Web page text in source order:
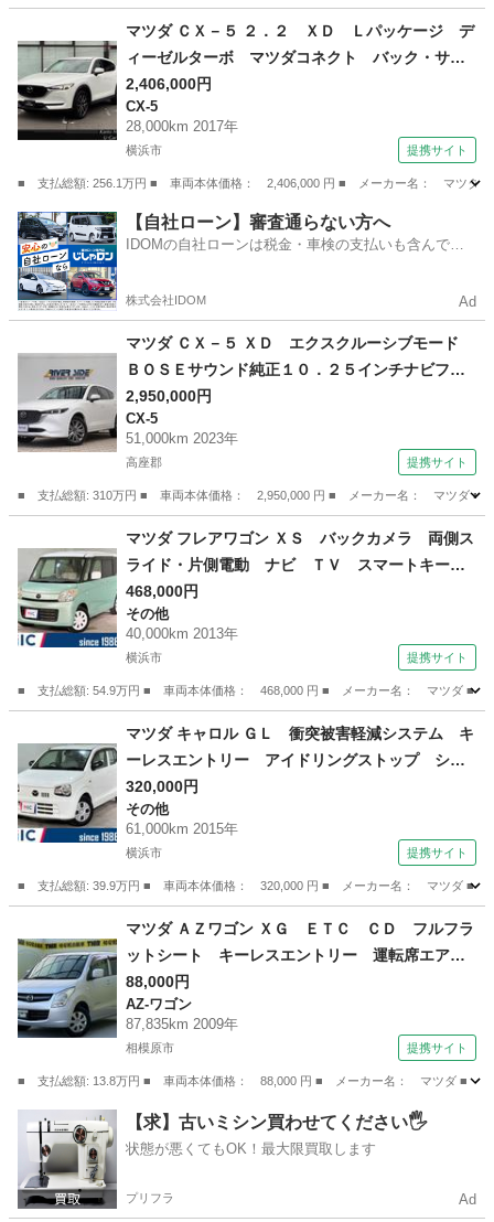
AZ-ワゴン
マツダ ＣＸ－５ ２．２ ＸＤ Ｌパッケージ デ
ィーゼルターボ マツダコネクト バック・サイ
ドモニター ＥＴＣ ＬＥＤヘッドライト ＭＲ
ＣＣ Ａｐｐｌｅカープレイ アクセル踏み間違
い防止装置 １９インチアルミ プリクラッシ
ュ ＵＳＢポート パワーリアゲート ４ＷＤ
（車検整備付）
2,406,000円
CX-5
28,000km 2017年
横浜市 提携サイト
■ 支払総額: 256.1万円 ■ 車両本体価格： 2,406,000 円 ■ メーカー名： マツ
神奈川 横浜市 CX-5
【自社ローン】審査通らない方へ
IDOMの自社ローンは税金・車検の支払いも含んでい
株式会社IDOM Ad
マツダ ＣＸ－５ ＸＤ エクスクルーシブモード
ＢＯＳＥサウンド純正１０．２５インチナビフル
セグ３６０°カメラ 前後ドライブレコーダー レ
ーダークルーズ 革パワーシートヒーターエアコ
ン パワーバックゲート ＬＥＤライト スマー
2,950,000円
CX-5
51,000km 2023年
高座郡 提携サイト
■ 支払総額: 310万円 ■ 車両本体価格： 2,950,000 円 ■ メーカー名： マツダ ■
CX-5
マツダ フレアワゴン ＸＳ バックカメラ 両側ス
ライド・片側電動 ナビ ＴＶ スマートキー
アイドリングストップ 電動格納ミラー ベンチ
シート ＣＶＴ 盗難防止システム ＡＢＳ Ｅ
ＴＣ （車検整備付）
468,000円
その他
40,000km 2013年
横浜市 提携サイト
■ 支払総額: 54.9万円 ■ 車両本体価格： 468,000 円 ■ メーカー名： マツダ ■
その他
マツダ キャロル ＧＬ 衝突被害軽減システム キ
ーレスエントリー アイドリングストップ シー
トヒーター ＣＶＴ ＡＢＳ ＥＳＣ ＣＤ ミ
ュージックプレイヤー接続可 衝突安全ボディ
エアバッグ （車検整備付）
320,000円
その他
61,000km 2015年
横浜市 提携サイト
■ 支払総額: 39.9万円 ■ 車両本体価格： 320,000 円 ■ メーカー名： マツダ ■
その他
マツダ ＡＺワゴン ＸＧ ＥＴＣ ＣＤ フルフラ
ットシート キーレスエントリー 運転席エアバ
ック 助手席エアバック 盗難防止装置 パワー
ステアリング パワ－ウィンドウ ベンチシー
ト エアコンクーラー （検10.8）
88,000円
AZ-ワゴン
87,835km 2009年
相模原市 提携サイト
■ 支払総額: 13.8万円 ■ 車両本体価格： 88,000 円 ■ メーカー名： マツダ ■
神奈川 相模原市 AZ-ワゴン
【求】古いミシン買わせてください🖐️
状態が悪くてもOK！最大限買取します
プリフラ Ad